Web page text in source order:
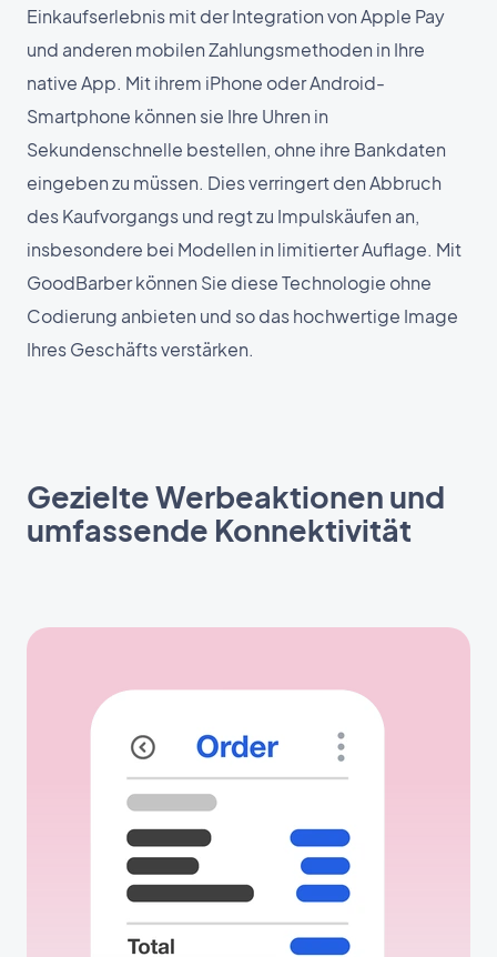
Einkaufserlebnis mit der Integration von Apple Pay
und anderen mobilen Zahlungsmethoden in Ihre
native App. Mit ihrem iPhone oder Android-
Smartphone können sie Ihre Uhren in
Sekundenschnelle bestellen, ohne ihre Bankdaten
eingeben zu müssen. Dies verringert den Abbruch
des Kaufvorgangs und regt zu Impulskäufen an,
insbesondere bei Modellen in limitierter Auflage. Mit
GoodBarber können Sie diese Technologie ohne
Codierung anbieten und so das hochwertige Image
Ihres Geschäfts verstärken.
Gezielte Werbeaktionen und
umfassende Konnektivität